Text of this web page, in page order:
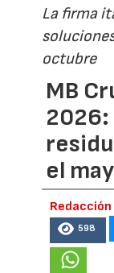
La firma
octubre
MB
2026:
el
598